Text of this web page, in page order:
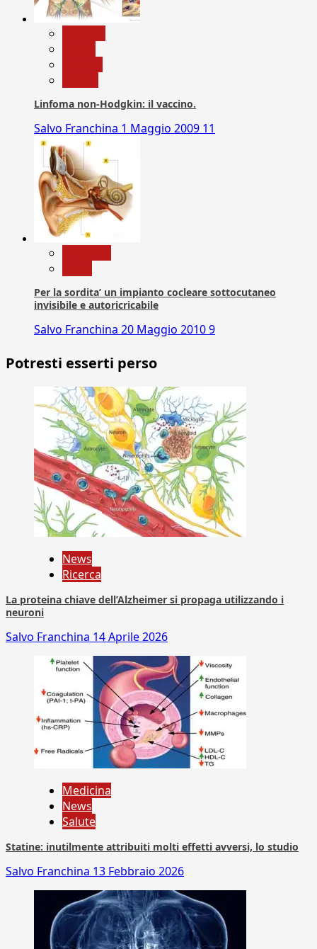
Linfoma non-Hodgkin: il vaccino.
Salvo Franchina 1 Maggio 2009 11
Per la sordita’ un impianto cocleare sottocutaneo
invisibile e autoricricabile
Salvo Franchina 20 Maggio 20109
Potresti esserti perso
News
Ricerca
La proteina chiave dell’Alzheimer si propaga utilizzando i
neuroni
Salvo Franchina 14 Aprile 2026
Medicina
News
Salute
Statine: inutilmente attribuiti molti effetti avversi, lo studio
Salvo Franchina 13 Febbraio 2026